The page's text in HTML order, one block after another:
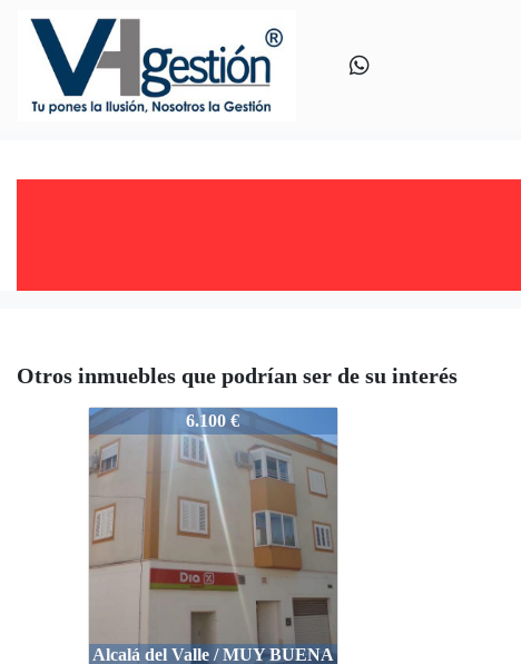
Otros inmuebles que podrían ser de su interés
V0607
6.100 €
Alcalá del Valle / MUY BUENA